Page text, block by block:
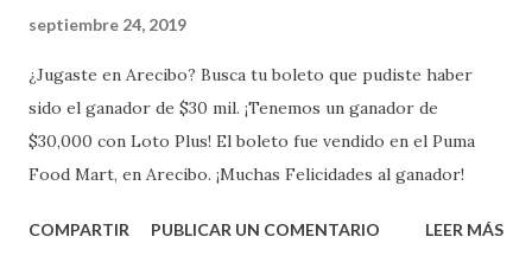
septiembre 24, 2019
¿Jugaste en Arecibo? Busca tu boleto que pudiste haber
sido el ganador de $30 mil. ¡Tenemos un ganador de
$30,000 con Loto Plus! El boleto fue vendido en el Puma
Food Mart, en Arecibo. ¡Muchas Felicidades al ganador!
COMPARTIR PUBLICAR UN COMENTARIO LEER MÁS